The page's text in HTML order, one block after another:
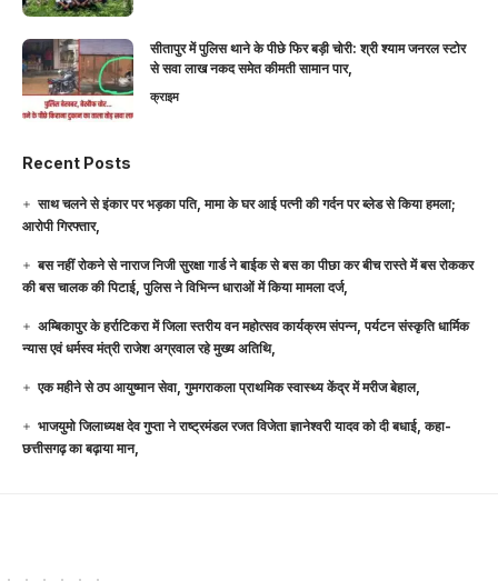
सीतापुर में पुलिस थाने के पीछे फिर बड़ी चोरी: श्री श्याम जनरल स्टोर
से सवा लाख नकद समेत कीमती सामान पार,
क्राइम
Recent Posts
साथ चलने से इंकार पर भड़का पति, मामा के घर आई पत्नी की गर्दन पर ब्लेड से किया हमला;
आरोपी गिरफ्तार,
बस नहीं रोकने से नाराज निजी सुरक्षा गार्ड ने बाईक से बस का पीछा कर बीच रास्ते में बस रोककर
की बस चालक की पिटाई, पुलिस ने विभिन्न धाराओं में किया मामला दर्ज,
अम्बिकापुर के हर्राटिकरा में जिला स्तरीय वन महोत्सव कार्यक्रम संपन्न, पर्यटन संस्कृति धार्मिक
न्यास एवं धर्मस्व मंत्री राजेश अग्रवाल रहे मुख्य अतिथि,
एक महीने से ठप आयुष्मान सेवा, गुमगराकला प्राथमिक स्वास्थ्य केंद्र में मरीज बेहाल,
भाजयुमो जिलाध्यक्ष देव गुप्ता ने राष्ट्रमंडल रजत विजेता ज्ञानेश्वरी यादव को दी बधाई, कहा-
छत्तीसगढ़ का बढ़ाया मान,